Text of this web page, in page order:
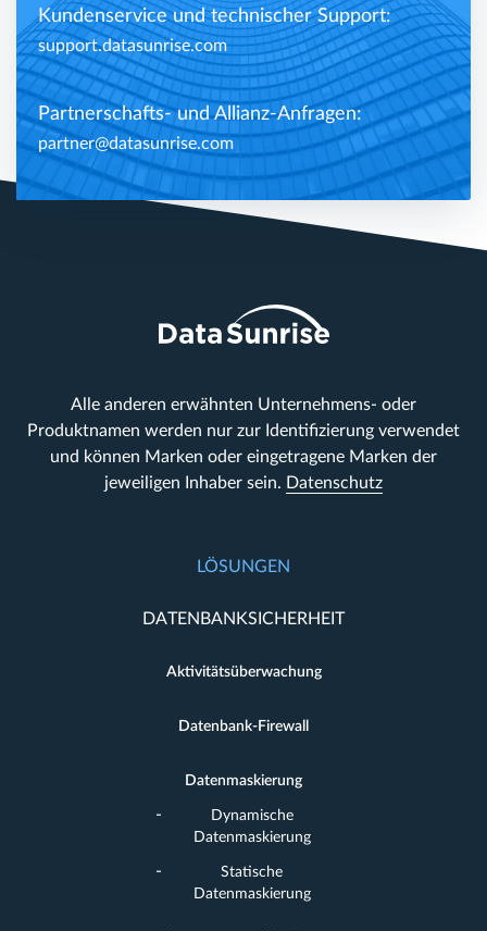
Kundenservice und technischer Support:
support.datasunrise.com
Partnerschafts- und Allianz-Anfragen:
partner@datasunrise.com
Alle anderen erwähnten Unternehmens- oder
Produktnamen werden nur zur Identifizierung verwendet
und können Marken oder eingetragene Marken der
jeweiligen Inhaber sein. Datenschutz
LÖSUNGEN
DATENBANKSICHERHEIT
Aktivitätsüberwachung
Datenbank-Firewall
Datenmaskierung
Dynamische
Datenmaskierung
Statische
Datenmaskierung